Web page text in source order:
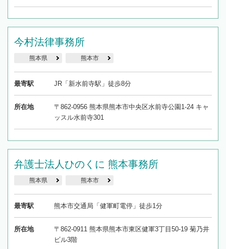
今村法律事務所
熊本県 熊本市
最寄駅 JR「新水前寺駅」徒歩8分
所在地
〒862-0956 熊本県熊本市中央区水前寺公園1-24 キャ
ッスル水前寺301
弁護士法人ひのくに 熊本事務所
熊本県 熊本市
最寄駅 熊本市交通局「健軍町電停」徒歩1分
所在地
〒862-0911 熊本県熊本市東区健軍3丁目50-19 菊乃井
ビル3階